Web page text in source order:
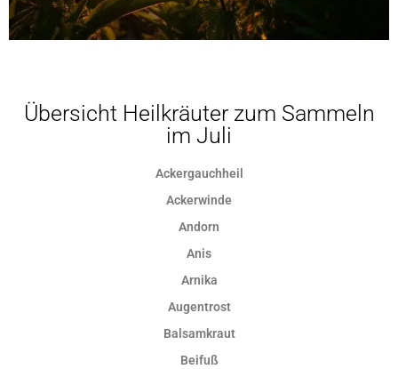
Übersicht Heilkräuter zum Sammeln
im Juli
Ackergauchheil
Ackerwinde
Andorn
Anis
Arnika
Augentrost
Balsamkraut
Beifuß